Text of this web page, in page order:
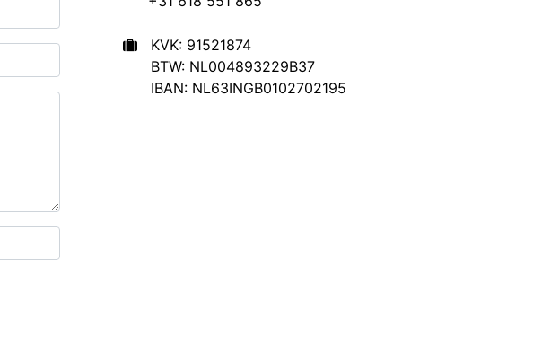
KVK: 91521874
BTW: NL004893229B37
IBAN: NL63INGB0102702195